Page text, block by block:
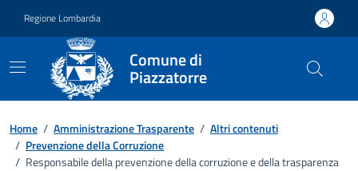
Regione Lombardia
Comune di
Piazzatorre
Home / Amministrazione Trasparente / Altri contenuti
/ Prevenzione della Corruzione
/ Responsabile della prevenzione della corruzione e della trasparenza